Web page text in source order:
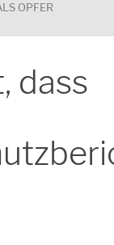
OPFER
dass